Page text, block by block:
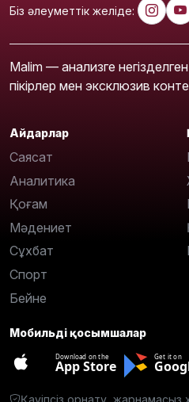
Біз әлеуметтік желіде:
Malim — анализге
пікірлер мен эксклюзив
Айдарлар
Саясат
Аналитика
Қоғам
Мәдениет
Сұхбат
Спорт
Бейне
Мобильді қосымшалар
Download on the
App Store
Get it on